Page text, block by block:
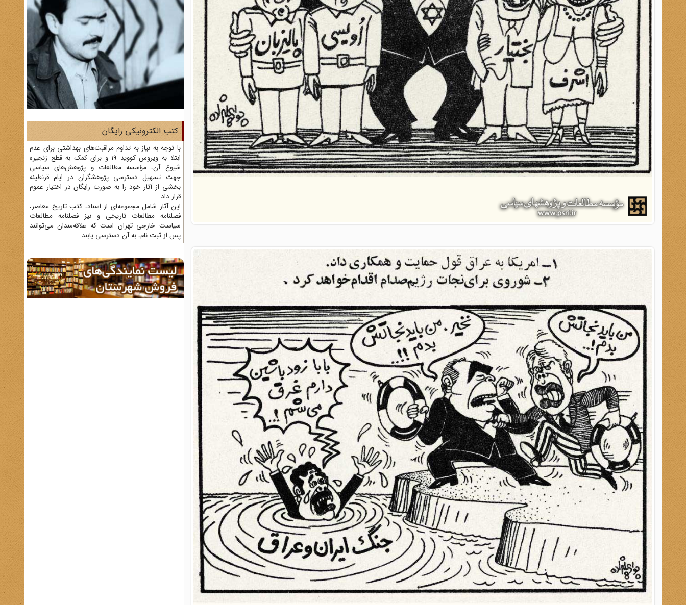
کتب الکترونیکی رایگان
با توجه به نیاز به تداوم مراقبت‌های بهداشتی برای عدم
ابتلا به ویروس کووید 19 و برای کمک به قطع زنجیره
شیوع آن، مؤسسه مطالعات و پژوهش‌های سیاسی
جهت تسهیل دسترسی پژوهشگران در ایام قرنطینه
بخشی از آثار خود را به صورت رایگان در اختیار عموم
قرار داد.
این آثار شامل مجموعه‌ای از اسناد، کتب تاریخ معاصر،
فصلنامه‌ مطالعات تاریخی و نیز فصلنامه مطالعات
سیاست خارجی تهران است که علاقه‌مندان می‌توانند
پس از ثبت نام، به آن دسترسی یابند.